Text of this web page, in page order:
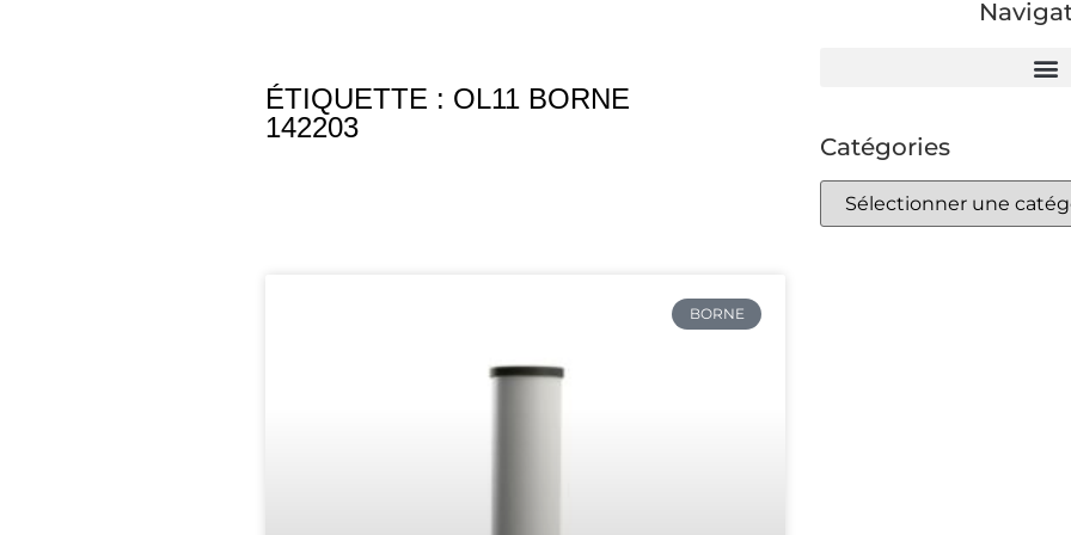
ÉTIQUETTE : OL11 BORNE
142203
Catégories
BORNE